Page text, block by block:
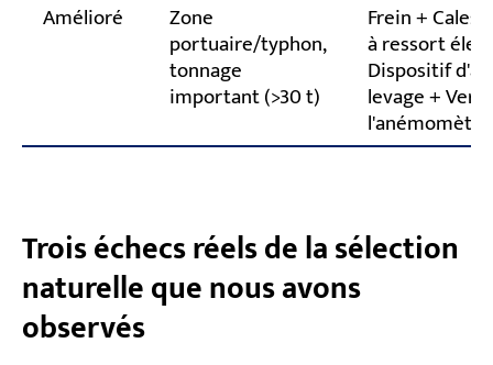
Amélioré Zone
portuaire/typhon,
tonnage
important (>30 t)
Frein + Cales
à ressort
Dispositif
levage +
l'anémomètre
Trois échecs réels de la sélection
naturelle que nous avons
observés